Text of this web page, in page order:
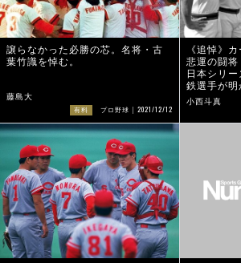
譲らなかった必勝の芯。名将・古
葉竹識を悼む。
藤島大
有料 プロ野球 2021/12/12
《追悼》
悲運の闘
日本シリ
鉄選手が明
小西斗真